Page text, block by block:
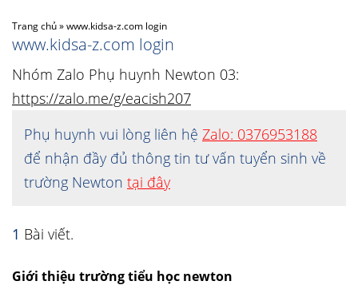
Trang chủ»www.kidsa-z.com login
www.kidsa-z.com login
Nhóm Zalo Phụ huynh Newton 03:
https://zalo.me/g/eacish207
Phụ huynh vui lòng liên hệ Zalo: 0376953188
để nhận đầy đủ thông tin tư vấn tuyển sinh về
trường Newton tại đây
1 Bài viết.
Giới thiệu trường tiểu học newton